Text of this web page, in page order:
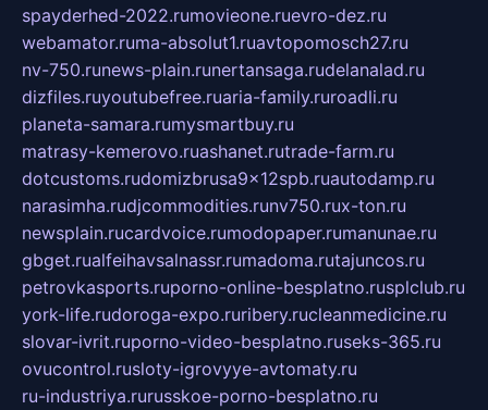
spayderhed-2022.rumovieone.ruevro-dez.ru
webamator.ruma-absolut1.ruavtopomosch27.ru
nv-750.runews-plain.runertansaga.rudelanalad.ru
dizfiles.ruyoutubefree.ruaria-family.ruroadli.ru
planeta-samara.rumysmartbuy.ru
matrasy-kemerovo.ruashanet.rutrade-farm.ru
dotcustoms.rudomizbrusa9x12spb.ruautodamp.ru
narasimha.rudjcommodities.runv750.rux-ton.ru
newsplain.rucardvoice.rumodopaper.rumanunae.ru
gbget.rualfeihavsalnassr.rumadoma.rutajuncos.ru
petrovkasports.ruporno-online-besplatno.rusplclub.ru
york-life.rudoroga-expo.ruribery.rucleanmedicine.ru
slovar-ivrit.ruporno-video-besplatno.ruseks-365.ru
ovucontrol.rusloty-igrovyye-avtomaty.ru
ru-industriya.rurusskoe-porno-besplatno.ru